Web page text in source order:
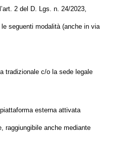
2 del D. Lgs. n. 24/2023,
seguenti modalità (anche in via
tradizionale c/o la sede legale
esterna attivata
raggiungibile anche mediante